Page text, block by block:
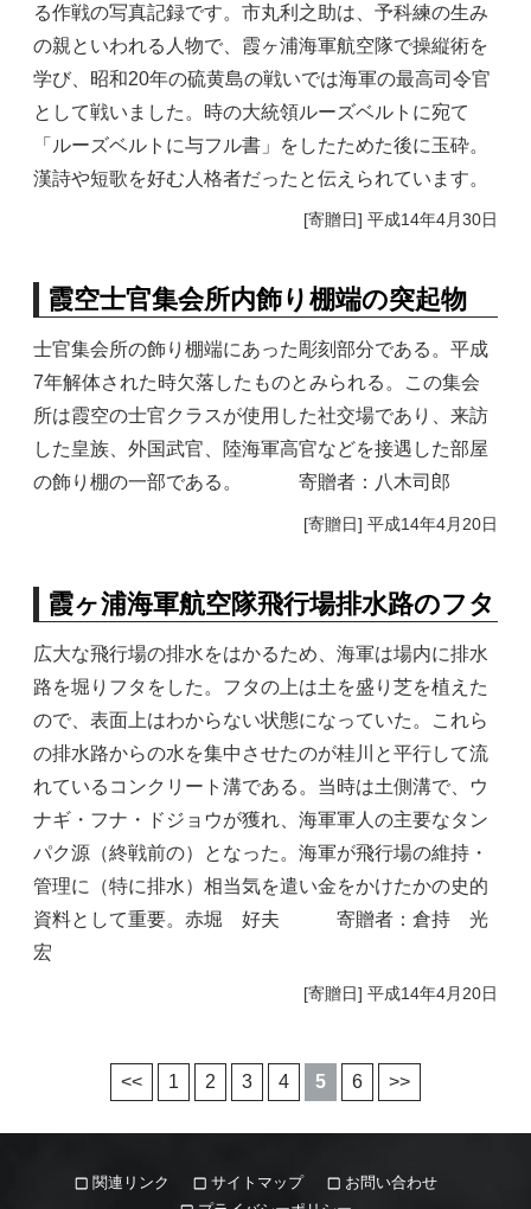
る作戦の写真記録です。市丸利之助は、予科練の生み
の親といわれる人物で、霞ヶ浦海軍航空隊で操縦術を
学び、昭和20年の硫黄島の戦いでは海軍の最高司令官
として戦いました。時の大統領ルーズベルトに宛て
「ルーズベルトに与フル書」をしたためた後に玉砕。
漢詩や短歌を好む人格者だったと伝えられています。
[寄贈日] 平成14年4月30日
霞空士官集会所内飾り棚端の突起物
士官集会所の飾り棚端にあった彫刻部分である。平成
7年解体された時欠落したものとみられる。この集会
所は霞空の士官クラスが使用した社交場であり、来訪
した皇族、外国武官、陸海軍高官などを接遇した部屋
の飾り棚の一部である。 寄贈者：八木司郎
[寄贈日] 平成14年4月20日
霞ヶ浦海軍航空隊飛行場排水路のフタ
広大な飛行場の排水をはかるため、海軍は場内に排水
路を堀りフタをした。フタの上は土を盛り芝を植えた
ので、表面上はわからない状態になっていた。これら
の排水路からの水を集中させたのが桂川と平行して流
れているコンクリート溝である。当時は土側溝で、ウ
ナギ・フナ・ドジョウが獲れ、海軍軍人の主要なタン
パク源（終戦前の）となった。海軍が飛行場の維持・
管理に（特に排水）相当気を遣い金をかけたかの史的
資料として重要。赤堀 好夫 寄贈者：倉持 光
宏
[寄贈日] 平成14年4月20日
<< 1 2 3 4 5 6 >>
関連リンク サイトマップ
お問い合わせ